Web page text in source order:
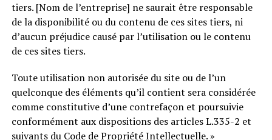
tiers. [Nom de l’entreprise] ne saurait être responsable
de la disponibilité ou du contenu de ces sites tiers, ni
d’aucun préjudice causé par l’utilisation ou le contenu
de ces sites tiers.
Toute utilisation non autorisée du site ou de l’un
quelconque des éléments qu’il contient sera considérée
comme constitutive d’une contrefaçon et poursuivie
conformément aux dispositions des articles L.335-2 et
suivants du Code de Propriété Intellectuelle. »